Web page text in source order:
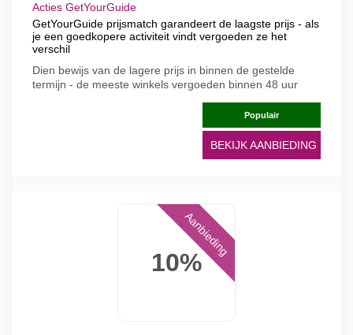
Acties GetYourGuide
GetYourGuide prijsmatch garandeert de laagste prijs - als
je een goedkopere activiteit vindt vergoeden ze het
verschil
Dien bewijs van de lagere prijs in binnen de gestelde
termijn - de meeste winkels vergoeden binnen 48 uur
Populair
BEKIJK AANBIEDING
10%
Aanbieding